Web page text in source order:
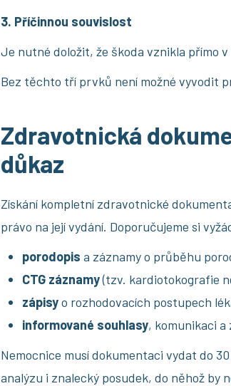
3. Příčinnou souvislost
Je nutné doložit, že škoda vznikla přímo
Bez těchto tří prvků není možné vyvodit
Zdravotnická
důkaz
Získání kompletní zdravotnické
právo na její vydání. Doporučujeme si
porodopis a záznamy o průběhu
CTG záznamy(tzv. kardiotokografie
zápisyo rozhodovacích postupech
informované souhlasy, komunikaci a
Nemocnice musí dokumentaci vydat do
analýzu i znalecký posudek, do něhož by